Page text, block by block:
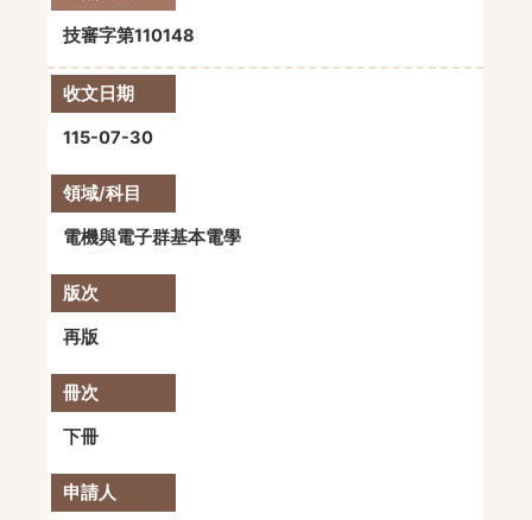
技審字第110148
115-07-30
電機與電子群基本電學
再版
下冊